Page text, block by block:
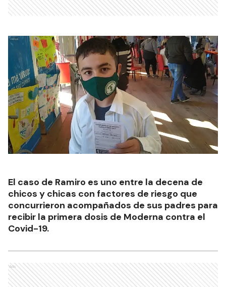
El caso de Ramiro es uno entre la decena de
chicos y chicas con factores de riesgo que
concurrieron acompañados de sus padres para
recibir la primera dosis de Moderna contra el
Covid-19.
Ads